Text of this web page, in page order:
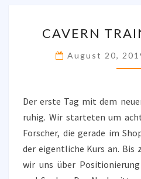
1
CAVERN
August 20,
Der erste Tag mit dem
ruhig. Wir starteten um
Forscher, die gerade im
der eigentliche Kurs an.
wir uns über